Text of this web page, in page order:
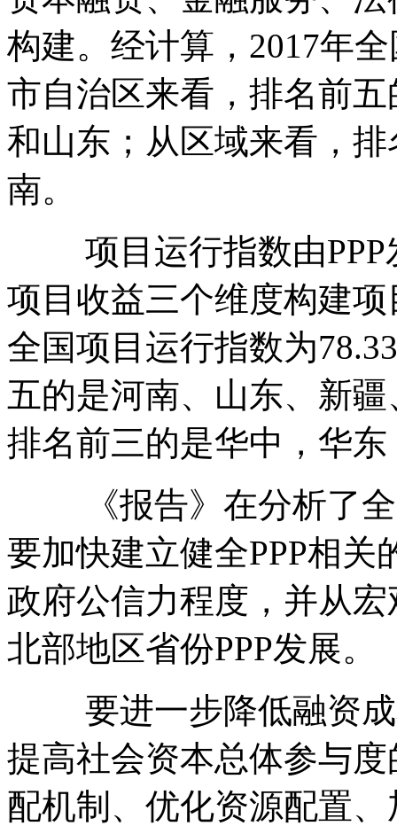
构建。经计算，2017年
市自治区来看，排名前
和山东；从区域来看，
南。
项目运行指数由PPP
项目收益三个维度构建
全国项目运行指数为
五的是河南、山东、新
排名前三的是华中，华
《报告》在分析了全
要加快建立健全PPP相
政府公信力程度，并从
北部地区省份PPP发展。
要进一步降低融资成
提高社会资本总体参与
配机制、优化资源配置